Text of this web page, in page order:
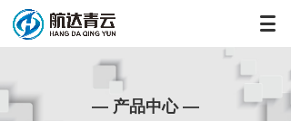
— 产品中心 —